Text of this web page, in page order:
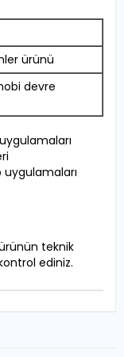
ürünü
devre
teknik
ediniz.